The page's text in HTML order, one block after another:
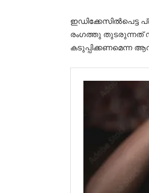
രംഗത്തു തുടരുന്നത്
കടുപ്പിക്കണമെന്ന